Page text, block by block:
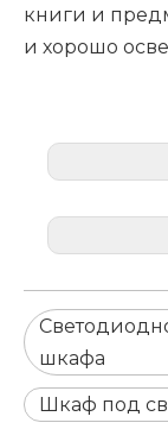
книги и
и хорошо
шкафа
Шкаф под